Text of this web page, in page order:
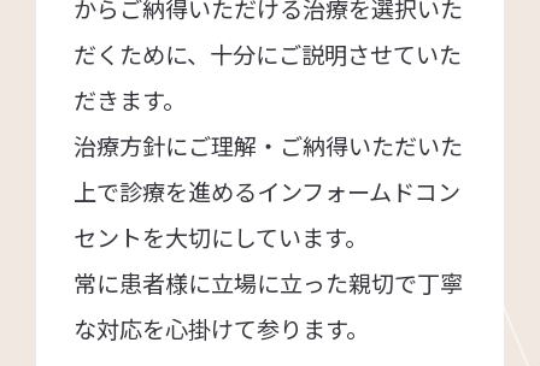
からご納得いただける治療を選択いた
だくために、十分にご説明させていた
だきます。
治療方針にご理解・ご納得いただいた
上で診療を進めるインフォームドコン
セントを大切にしています。
常に患者様に立場に立った親切で丁寧
な対応を心掛けて参ります。